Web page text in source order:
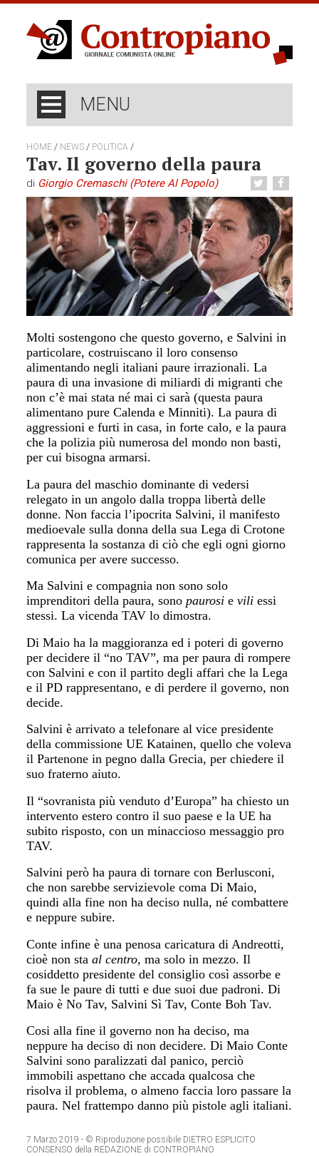
MENU
HOME / NEWS / POLITICA /
Tav. Il governo della paura
di Giorgio Cremaschi (Potere Al Popolo)
Molti sostengono che questo governo, e Salvini in
particolare, costruiscano il loro consenso
alimentando negli italiani paure irrazionali. La
paura di una invasione di miliardi di migranti che
non c’è mai stata né mai ci sarà (questa paura
alimentano pure Calenda e Minniti). La paura di
aggressioni e furti in casa, in forte calo, e la paura
che la polizia più numerosa del mondo non basti,
per cui bisogna armarsi.
La paura del maschio dominante di vedersi
relegato in un angolo dalla troppa libertà delle
donne. Non faccia l’ipocrita Salvini, il manifesto
medioevale sulla donna della sua Lega di Crotone
rappresenta la sostanza di ciò che egli ogni giorno
comunica per avere successo.
Ma Salvini e compagnia non sono solo
imprenditori della paura, sonopaurosi e vili essi
stessi. La vicenda TAV lo dimostra.
Di Maio ha la maggioranza ed i poteri di governo
per decidere il “no TAV”, ma per paura di rompere
con Salvini e con il partito degli affari che la Lega
e il PD rappresentano, e di perdere il governo, non
decide.
Salvini è arrivato a telefonare al vice presidente
della commissione UE Katainen, quello che voleva
il Partenone in pegno dalla Grecia, per chiedere il
suo fraterno aiuto.
Il “sovranista più venduto d’Europa” ha chiesto un
intervento estero contro il suo paese e la UE ha
subito risposto, con un minaccioso messaggio pro
TAV.
Salvini però ha paura di tornare con Berlusconi,
che non sarebbe servizievole coma Di Maio,
quindi alla fine non ha deciso nulla, né combattere
e neppure subire.
Conte infine è una penosa caricatura di Andreotti,
cioè non staal centro, ma solo in mezzo. Il
cosiddetto presidente del consiglio così assorbe e
fa sue le paure di tutti e due suoi due padroni. Di
Maio è No Tav, Salvini Sì Tav, Conte Boh Tav.
Cosi alla fine il governo non ha deciso, ma
neppure ha deciso di non decidere. Di Maio Conte
Salvini sono paralizzati dal panico, perciò
immobili aspettano che accada qualcosa che
risolva il problema, o almeno faccia loro passare la
paura. Nel frattempo danno più pistole agli italiani.
7 Marzo 2019 - © Riproduzione possibile DIETRO ESPLICITO
CONSENSO della REDAZIONE di CONTROPIANO